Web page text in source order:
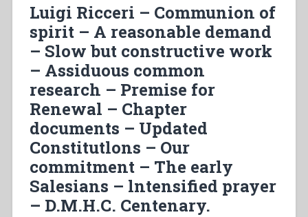
Luigi Ricceri – Communion of
spirit – A reasonable demand
– Slow but constructive work
– Assiduous common
research – Premise for
Renewal – Chapter
documents – Updated
Constitutlons – Our
commitment – The early
Salesians – lntensified prayer
– D.M.H.C. Centenary.